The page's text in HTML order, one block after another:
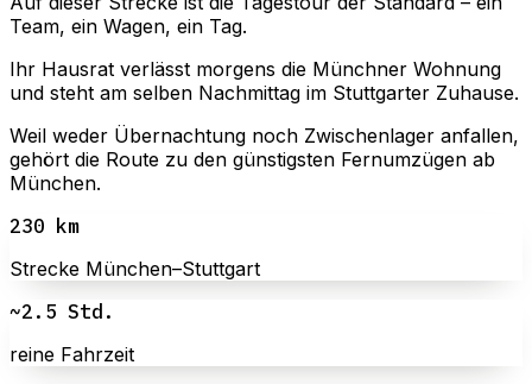
Team, ein Wagen, ein Tag.
Ihr Hausrat verlässt morgens die Münchner Wohnung
und steht am selben Nachmittag im Stuttgarter Zuhause.
Weil weder Übernachtung noch Zwischenlager anfallen,
gehört die Route zu den günstigsten Fernumzügen ab
München.
230 km
Strecke München–Stuttgart
~2.5 Std.
reine Fahrzeit